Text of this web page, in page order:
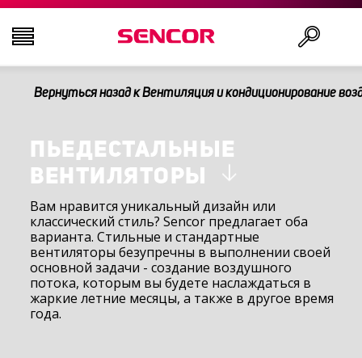
ТЕЛЕВИЗОРЫ
АУДИО-ВИДЕО
БЫТОВАЯ ТЕХНИКА
ТОВАРЫ ДЛЯ ЗДОРОВЬЯ И КРАСОТЫ
Вернуться назад к Вентиляция и кондиционирование
ПЬЕДЕСТАЛЬНЫЕ
ВЕНТИЛЯТОРЫ
Вам нравится уникальный дизайн или
классический стиль? Sencor предлагает оба
варианта. Стильные и стандартные
вентиляторы безупречны в выполнении своей
основной задачи - создание воздушного
потока, которым вы будете наслаждаться в
жаркие летние месяцы, а также в другое время
года.